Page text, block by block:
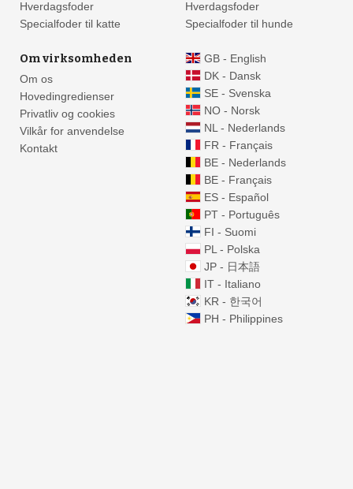
Hverdagsfoder
Specialfoder til katte
Hverdagsfoder
Specialfoder til hunde
Om virksomheden
Om os
Hovedingredienser
Privatliv og cookies
Vilkår for anvendelse
Kontakt
GB - English
DK - Dansk
SE - Svenska
NO - Norsk
NL - Nederlands
FR - Français
BE - Nederlands
BE - Français
ES - Español
PT - Português
FI - Suomi
PL - Polska
JP - 日本語
IT - Italiano
KR - 한국어
PH - Philippines